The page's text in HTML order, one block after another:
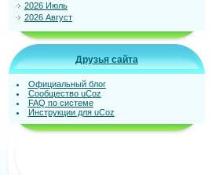
2026 Июль
2026 Август
Друзья сайта
Официальный блог
Сообщество uCoz
FAQ по системе
Инструкции для uCoz